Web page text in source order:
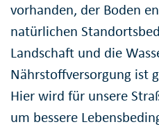
vorhanden, der Boden
natürlichen
Landschaft und die
Nährstoffversorgung ist
Hier wird für unsere
um bessere